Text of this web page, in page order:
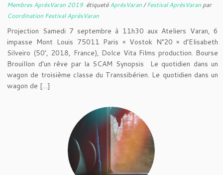
Membres AprèsVaran 2019 étiquetéAprèsVaran/Festival AprèsVaran par
Coordination Festival AprèsVaran
Projection Samedi 7 septembre à 11h30 aux Ateliers Varan, 6
impasse Mont Louis 75011 Paris « Vostok N°20 » d’Elisabeth
Silveiro (50’, 2018, France), Dolce Vita Films production. Bourse
Brouillon d’un rêve par la SCAM Synopsis Le quotidien dans un
wagon de troisième classe du Transsibérien. Le quotidien dans un
wagon de […]